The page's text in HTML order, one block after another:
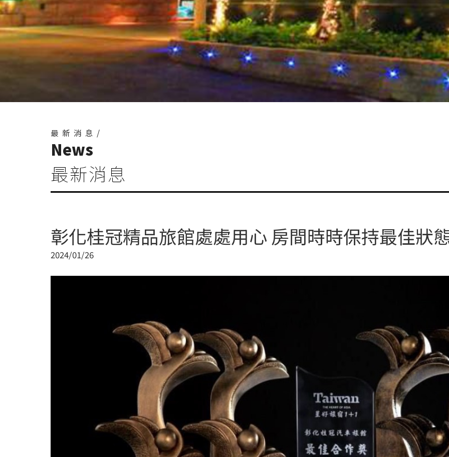
最新消息/
News
最新消息
彰化桂冠精品旅館處處用心 房間時時保持最佳狀
2024/01/26